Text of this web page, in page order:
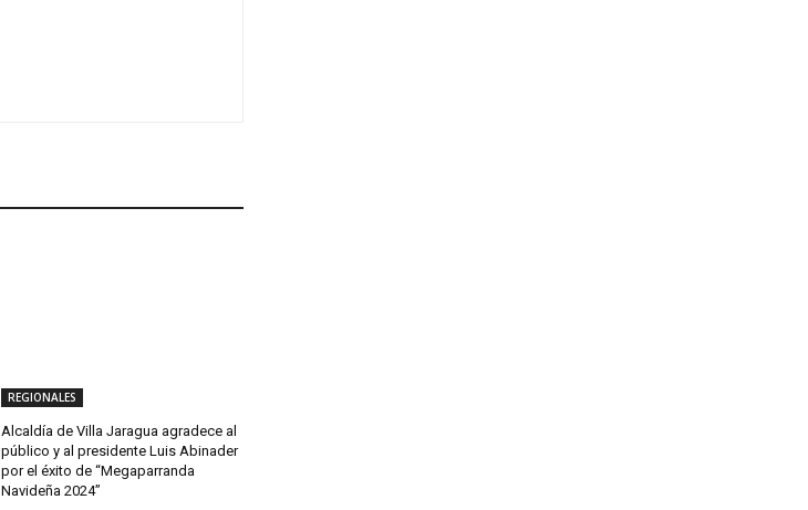
REGIONALES
Alcaldía de Villa Jaragua agradece al
público y al presidente Luis Abinader
por el éxito de “Megaparranda
Navideña 2024”